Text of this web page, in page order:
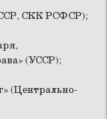
СКК РСФСР);
(УССР);
(Центрально-